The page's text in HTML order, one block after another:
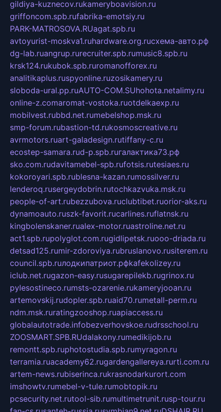
gildiya-kuznecov.rukameryboavision.ru
griffoncom.spb.rufabrika-emotsiy.ru
PARK-MATROSOVA.RUagat.spb.ru
avtoyurist-moskva1.ruhardware.org.ruсхема-авто.рф
dg-lab.ruangrup.rurecruiter.spb.rumusic8.spb.ru
krsk124.rukubok.spb.ruromanofforex.ru
analitikaplus.ruspyonline.ruzosikamery.ru
sloboda-ural.pp.ruAUTO-COM.SUhohota.netalimy.ru
online-z.comaromat-vostoka.ruotdelkaexp.ru
mobilvest.rubbd.net.rumebelshop.msk.ru
smp-forum.rubastion-td.rukosmoscreative.ru
avrmotors.ruart-galadesign.rutiffany-c.ru
ecostep-samara.rud-p.spb.ruгалактика73.рф
sko.com.rudavitamebel-spb.rufotsis.rutesiaes.ru
kokoroyari.spb.rublesna-kazan.rumossilver.ru
lenderoq.rusergeydobrin.rutochkazvuka.msk.ru
people-of-art.rubezzubova.ruclubtibet.ruorior-aks.ru
dynamoauto.ruszk-favorit.rucarlines.ruflatnsk.ru
kingbolenskaner.rualex-motor.ruastroline.net.ru
act1.spb.rupolyglot.com.rugidlipetsk.ruooo-driada.ru
detsad125.rumir-zdoroviya.rubruslanovo.rusiterem.ru
council.spb.ruлодкипатриот.рфkafekolizey.ru
iclub.net.rugazon-easy.rusugarepilekb.rugrinox.ru
pylesostineco.rumsts-ozarenie.rukameryjooan.ru
artemovskij.rudopler.spb.ruaid70.rumetall-perm.ru
ndm.msk.ruratingzooshop.ruapiaccess.ru
globalautotrade.infobezverhovskoe.rudrsschool.ru
ZOOSMART.SPB.RUdalakony.rumedikijob.ru
remontt.spb.ruphotostudia.spb.rumyragon.ru
terramia.ruacademy62.rugardengallereya.rurti.com.ru
artem-news.rubiserinca.rukrasnodarkurort.com
imshowtv.rumebel-v-tule.rumobtopik.ru
pcsecurity.net.rutool-sib.rumultimetrunit.rusp-tour.ru